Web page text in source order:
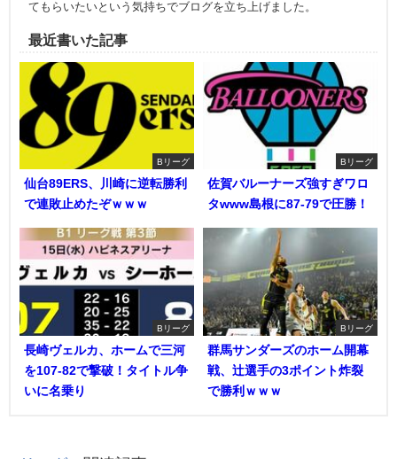
てもらいたいという気持ちでブログを立ち上げました。
最近書いた記事
Bリーグ
仙台89ERS、川崎に逆転勝利
で連敗止めたぞｗｗｗ
Bリーグ
佐賀バルーナーズ強すぎワロ
タwww島根に87-79で圧勝！
Bリーグ
長崎ヴェルカ、ホームで三河
を107-82で撃破！タイトル争
いに名乗り
Bリーグ
群馬サンダーズのホーム開幕
戦、辻選手の3ポイント炸裂
で勝利ｗｗｗ